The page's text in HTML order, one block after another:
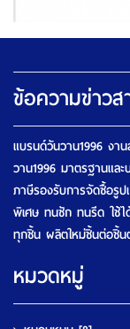
ข้อความข่าวส
แบรนด์วันวาน1996 ง
วาน1996 มาตรฐานแล
ภาษีรองรับการจัดซื้อรู
พิเศษ ทนซัก ทนรีด ใช้ไ
ทุกชิ้น ผลิตใหม่ชิ้นต่อชิ้น
หมวดหมู่